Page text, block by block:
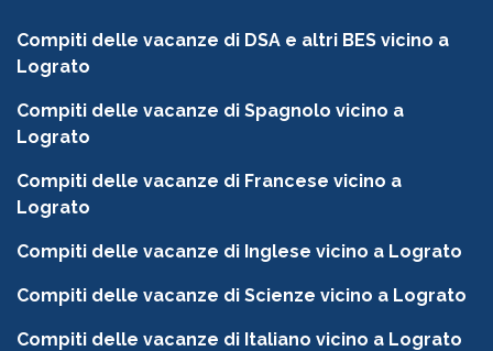
Compiti delle vacanze di DSA e altri BES vicino a
Lograto
Compiti delle vacanze di Spagnolo vicino a
Lograto
Compiti delle vacanze di Francese vicino a
Lograto
Compiti delle vacanze di Inglese vicino a Lograto
Compiti delle vacanze di Scienze vicino a Lograto
Compiti delle vacanze di Italiano vicino a Lograto